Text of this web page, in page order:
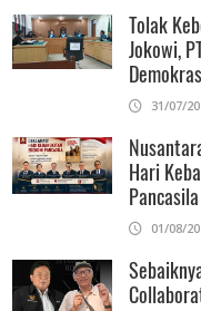
7,22
05/08/
Kuartal
5,29
Alami
05/08/
Tolak
Jokowi,
31/07/
Hari
Pancasila
01/08/